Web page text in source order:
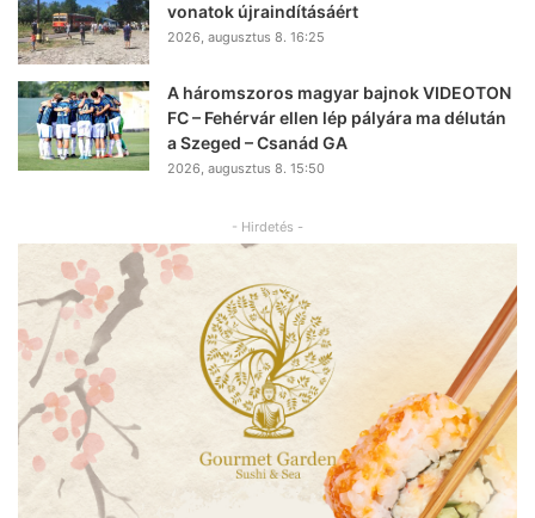
vonatok újraindításáért
2026, augusztus 8. 16:25
A háromszoros magyar bajnok VIDEOTON
FC – Fehérvár ellen lép pályára ma délután
a Szeged – Csanád GA
2026, augusztus 8. 15:50
- Hirdetés -